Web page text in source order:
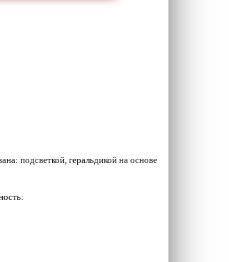
подсветкой, геральдикой на основе